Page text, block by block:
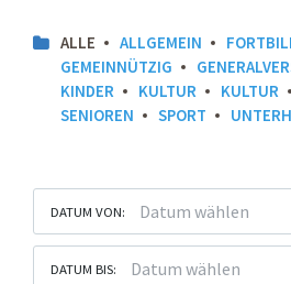
ALLE ALLGEMEIN
GEMEINNÜTZIG
KINDER
KULTUR KULTUR
SENIOREN
SPORT
DATUM VON:
DATUM BIS: